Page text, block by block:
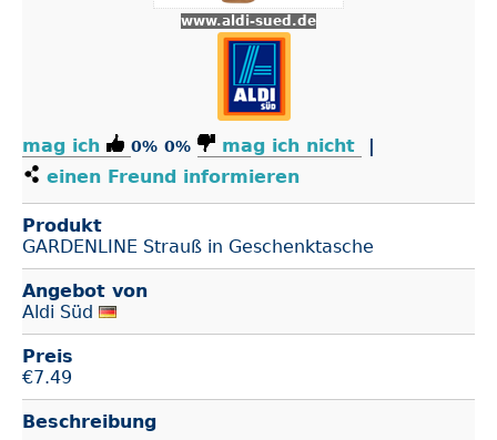
www.aldi-sued.de
mag ich 0% 0% mag ich nicht
|
einen Freund informieren
Produkt
GARDENLINE Strauß in Geschenktasche
Angebot von
Aldi Süd
Preis
€7.49
Beschreibung